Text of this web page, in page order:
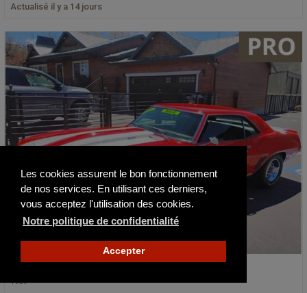
Les cookies assurent le bon fonctionnement
de nos services. En utilisant ces derniers,
vous acceptez l'utilisation des cookies.
Notre politique de confidentialité
Accepter
Actualisé il y a 14 jours
1969